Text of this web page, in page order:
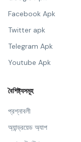
Facebook Apk
Twitter apk
Telegram Apk
Youtube Apk
বৈশিষ্ট্যসমূহ
প্রশ্নাবলী
অ্যান্ড্রয়েড অ্যাপ